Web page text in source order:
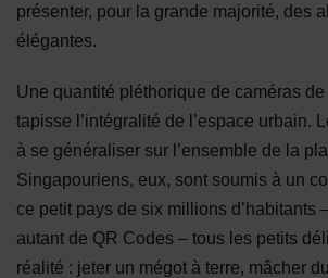
présenter, pour la grande majorité, des
élégantes.
Une quantité pléthorique de caméras
tapisse l’intégralité de l’espace urbain.
à se généraliser sur l’ensemble de la
Singapouriens, eux, sont soumis à un
ce petit pays de six millions d’habitants
autant de QR Codes – tous les petits
réalité : jeter un mégot à terre, mâcher